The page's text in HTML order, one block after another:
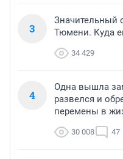
3
Значительный
Тюмени. Куда
34 429
4
Одна вышла
развелся и
перемены в
30 008 47